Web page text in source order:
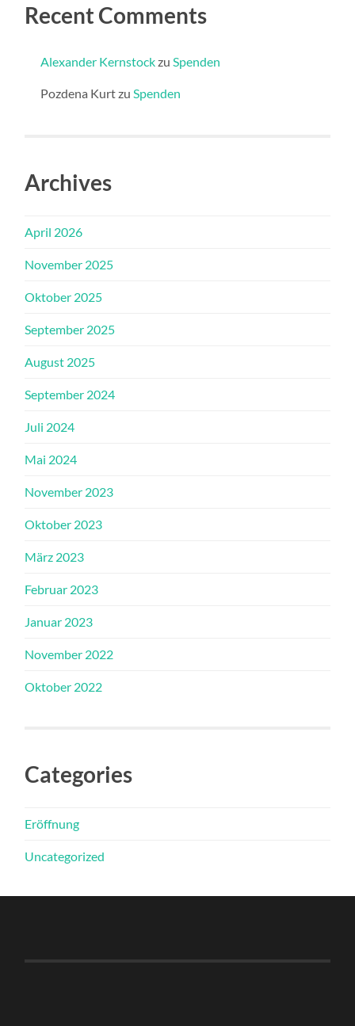
Recent Comments
Alexander Kernstockzu Spenden
Pozdena Kurtzu Spenden
Archives
April 2026
November 2025
Oktober 2025
September 2025
August 2025
September 2024
Juli 2024
Mai 2024
November 2023
Oktober 2023
März 2023
Februar 2023
Januar 2023
November 2022
Oktober 2022
Categories
Eröffnung
Uncategorized